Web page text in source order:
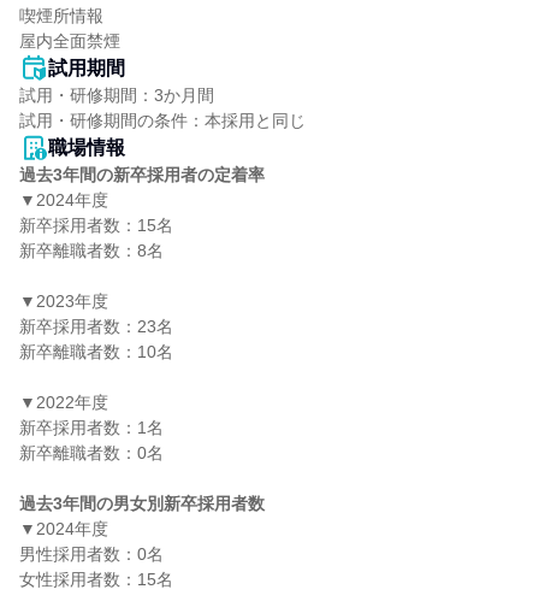
喫煙所情報
屋内全面禁煙
試用期間
試用・研修期間：3か月間
職場情報
過去3年間の新卒採用者の定着率
▼2024年度
新卒採用者数：15名
新卒離職者数：8名
▼2023年度
新卒採用者数：23名
新卒離職者数：10名
▼2022年度
新卒採用者数：1名
新卒離職者数：0名
過去3年間の男女別新卒採用者数
▼2024年度
男性採用者数：0名
女性採用者数：15名